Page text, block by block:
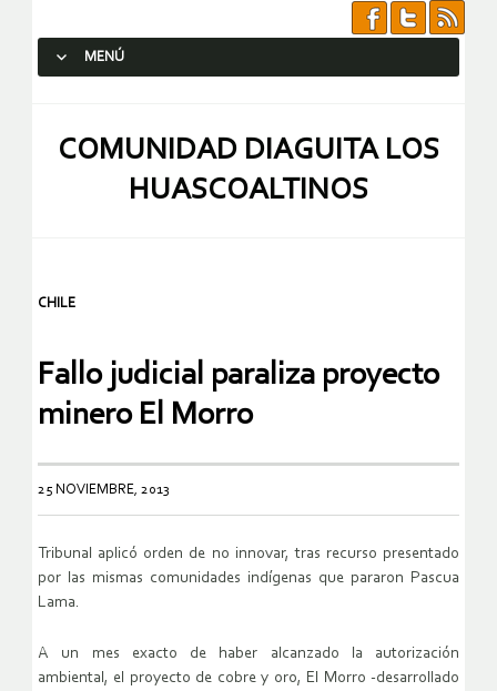
MENÚ
COMUNIDAD DIAGUITA LOS
HUASCOALTINOS
CHILE
Fallo judicial paraliza proyecto
minero El Morro
25 NOVIEMBRE, 2013
Tribunal aplicó orden de no innovar, tras recurso presentado
por las mismas comunidades indígenas que pararon Pascua
Lama.
A un mes exacto de haber alcanzado la autorización
ambiental, el proyecto de cobre y oro, El Morro -desarrollado